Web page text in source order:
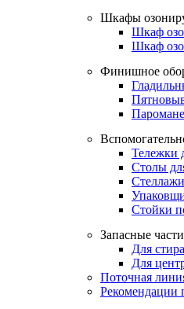
Шкафы
Шкаф
Шкаф
Финишное
Тележки
Столы
Стойки
Запасные части
Для
Для
Поточная
Рекомендации